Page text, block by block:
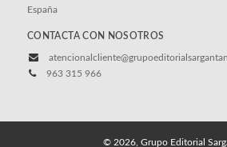
España
CONTACTA CON NOSOTROS
963 315 966
© 2026, Grupo Editorial